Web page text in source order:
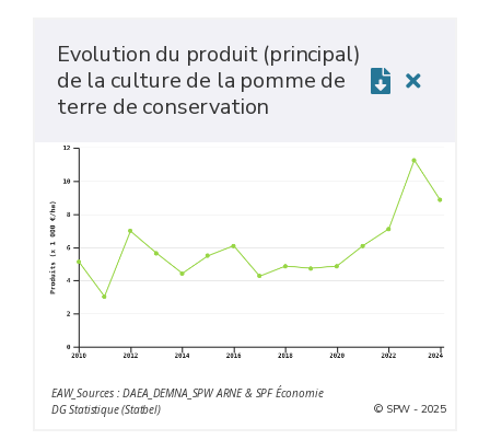
Evolution du produit (principal)
de la culture de la pomme de
terre de conservation
EAW_Sources : DAEA_DEMNA_SPW ARNE & SPF Économie
DG Statistique (Statbel)
© SPW - 2025